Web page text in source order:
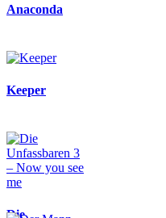
Anaconda
Keeper
Die